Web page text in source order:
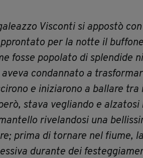
Visconti si appostò
per la notte il
fosse popolato di splendide
condannato a
e iniziarono a ballare tra
stava vegliando e alzatosi
rivelandosi una
prima di tornare nel fiume,
durante dei